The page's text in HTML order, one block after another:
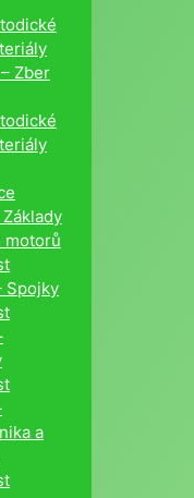
Zber
Základy
motorů
Spojky
a